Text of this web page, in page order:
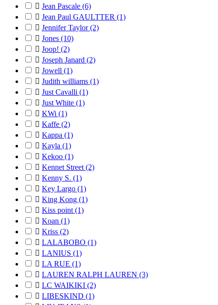
 Jean Pascale (6)
 Jean Paul GAULTTER (1)
 Jennifer Taylor(2)
 Jones (10)
 Joop! (2)
 Joseph Janard (2)
 Jowell (1)
 Judith williams (1)
 Just Cavalli (1)
 Just White (1)
 KWi (1)
 Kaffe (2)
 Kappa (1)
 Kayla (1)
 Kekoo (1)
 Kennet Street (2)
 Kenny S. (1)
 Key Largo (1)
 King Kong (1)
 Kiss point (1)
 Koan (1)
 Kriss (2)
 LALABOBO (1)
 LANIUS (1)
 LA RUE (1)
 LAUREN RALPH LAUREN (3)
 LC WAIKIKI (2)
 LIBESKIND (1)